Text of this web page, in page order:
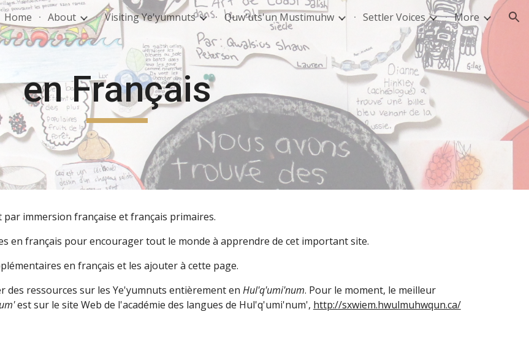
content Skip to navigation
Home About Visiting Ye'yumnuts Quw'uts'un Mustimuhw Settler Voices More
en Français
immersion française et français primaires.
en français pour encourager tout le monde à apprendre de cet important site.
en français et les ajouter à cette page.
ressources sur les Ye'yumnuts entièrement en Hul'q'umi'num. Pour le moment, le meilleur
est sur le site Web de l'académie des langues de Hul'q'umi'num', http://sxwiem.hwulmuhwqun.ca/